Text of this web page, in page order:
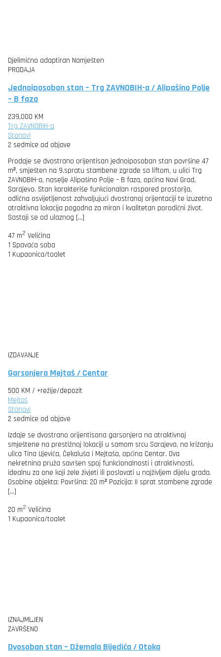
Djelimično adaptiran Namješten
PRODAJA
Jednoiposoban stan – Trg ZAVNOBIH-a / Alipašino Polje
– B faza
239,000 KM
Trg ZAVNOBIH-a
Stanovi
2 sedmice od objave
Prodaje se dvostrano orijentisan jednoiposoban stan površine 47
m², smješten na 9.spratu stambene zgrade sa liftom, u ulici Trg
ZAVNOBIH-a, naselje Alipašino Polje – B faza, općina Novi Grad,
Sarajevo. Stan karakteriše funkcionalan raspored prostorija,
odlična osvijetljenost zahvaljujući dvostranoj orijentaciji te izuzetno
atraktivna lokacija pogodna za miran i kvalitetan porodični život.
Sastoji se od ulaznog […]
47 m2 Veličina
1 Spavaća soba
1 Kupaonica/toalet
IZDAVANJE
Garsonjera Mejtaš / Centar
500 KM / +režije/depozit
Mejtaš
Stanovi
2 sedmice od objave
Izdaje se dvostrano orijentisana garsonjera na atraktivnoj
smještene na prestižnoj lokaciji u samom srcu Sarajeva, na križanju
ulica Tina Ujevića, Čekaluša i Mejtaša, općina Centar. Ova
nekretnina pruža savršen spoj funkcionalnosti i atraktivnosti,
idealnu za one koji žele živjeti ili poslovati u najživljem dijelu grada.
Osobine objekta: Površina: 20 m² Pozicija: II sprat stambene zgrade
[…]
20 m2 Veličina
1 Kupaonica/toalet
IZNAJMLJEN
ZAVRŠENO
Dvosoban stan – Džemala Bijedića / Otoka